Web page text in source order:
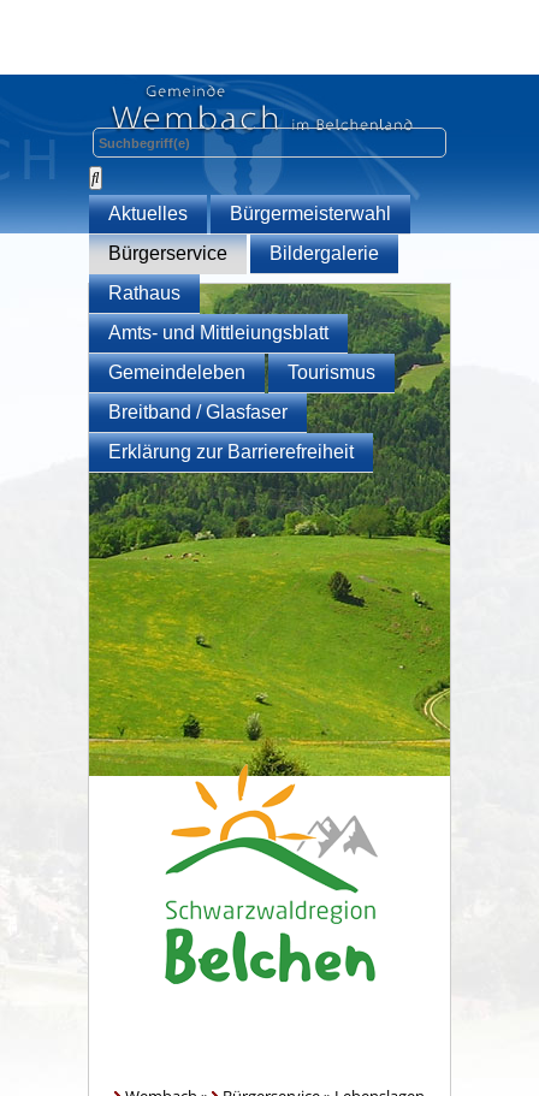
Aktuelles
Bürgermeisterwahl
Bürgerservice
Bildergalerie
Rathaus
Amts- und Mittleiungsblatt
Gemeindeleben
Tourismus
Breitband / Glasfaser
Erklärung zur Barrierefreiheit